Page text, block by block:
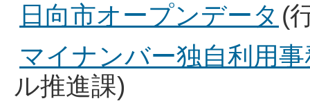
日向市オープンデータ (
マイナンバー独自利用
ル推進課)